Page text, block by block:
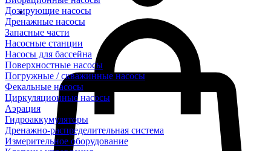
Дозирующие насосы
Дренажные насосы
Запасные части
Насосные станции
Насосы для бассейна
Поверхностные насосы
Погружные / скважинные насосы
Фекальные насосы
Циркуляционные насосы
Аэрация
Гидроаккумуляторы
Дренажно-распределительная система
Измерительное оборудование